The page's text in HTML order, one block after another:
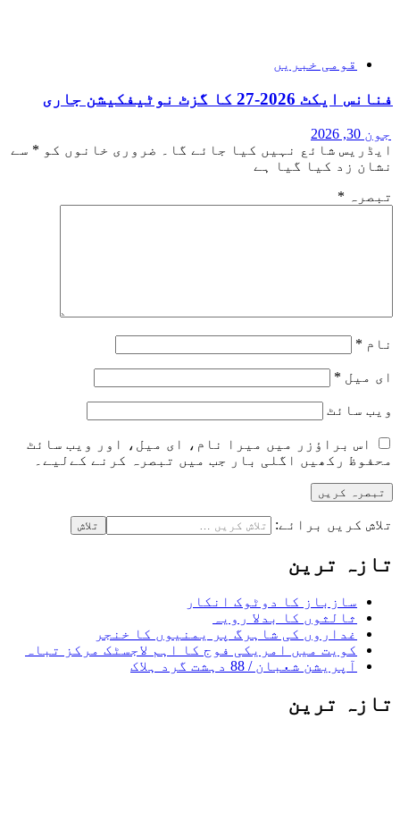
قومی خبریں
فنانس ایکٹ 2026-27 کا گزٹ نوٹیفکیشن جاری
جون 30, 2026
ایڈریس شائع نہیں کیا جائے گا۔
ضروری خانوں کو * سے
نشان زد کیا گیا ہے
تبصرہ *
نام *
ای میل *
ویب‌ سائٹ
اس براؤزر میں میرا نام، ای میل، اور ویب سائٹ
محفوظ رکھیں اگلی بار جب میں تبصرہ کرنے کےلیے۔
تلاش کریں برائے:
تازہ ترین
سازباز کا دوٹوک انکار
ثالثوں کا بدلا رویہ
غداروں کی شاہرگ پر یمنیوں کا خنجر
کویت میں امریکی فوج کا اہم لاجسٹک مرکز تباہ
آپریشن شعبان / 88 دہشت گرد ہلاک
تازہ ترین